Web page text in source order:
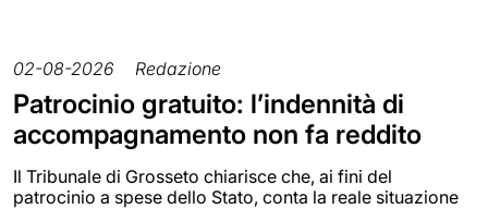
02-08-2026 Redazione
Patrocinio gratuito: l’indennità di
accompagnamento non fa reddito
Il Tribunale di Grosseto chiarisce che, ai fini del
patrocinio a spese dello Stato, conta la reale situazione